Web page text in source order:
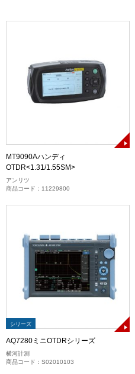
MT9090Aハンディ
OTDR<1.31/1.55SM>
アンリツ
商品コード：11229800
シリーズ
AQ7280ミニOTDRシリーズ
横河計測
商品コード：S02010103